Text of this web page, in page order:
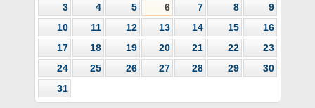
3
4 5 6 7 8
9
10
11 12 13 14 15
16
17
18 19 20 21 22
23
24
25 26 27 28 29
30
31